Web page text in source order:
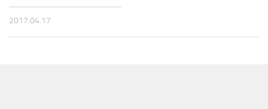
2017.04.17